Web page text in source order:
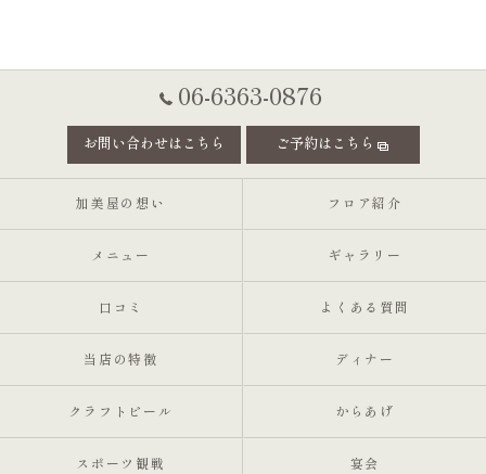
06-6363-0876
お問い合わせはこちら ご予約はこちら
加美屋の想い フロア紹介
メニュー ギャラリー
口コミ よくある質問
当店の特徴 ディナー
クラフトビール からあげ
スポーツ観戦 宴会